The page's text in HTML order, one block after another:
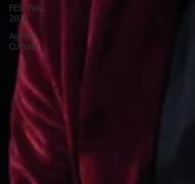
FESTIVAL
2026
Agenda
Cultural